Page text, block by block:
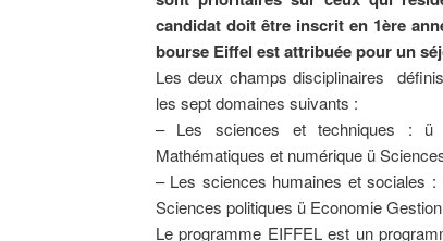
candidat doit être inscrit en 1ère
bourse Eiffel est attribuée pour un
Les deux champs disciplinaires
les sept domaines suivants :
– Les sciences et techniques : ü
Mathématiques et numérique ü
– Les sciences humaines et sociales
Sciences politiques ü Economie Gestion
Le programme EIFFEL est un